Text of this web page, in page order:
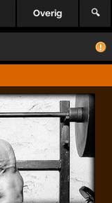
Overig 🔍